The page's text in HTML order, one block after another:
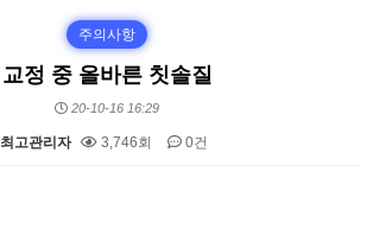
주의사항
교정 중 올바른 칫솔질
20-10-16 16:29
최고관리자 3,746회 0건